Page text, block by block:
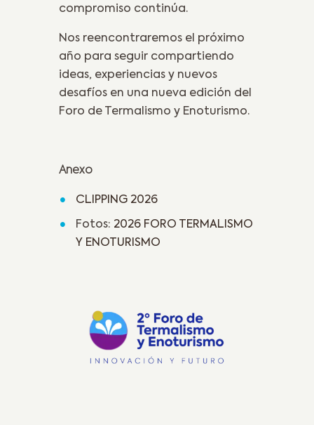
compromiso continúa.
Nos reencontraremos el próximo
año para seguir compartiendo
ideas, experiencias y nuevos
desafíos en una nueva edición del
Foro de Termalismo y Enoturismo.
Anexo
CLIPPING 2026
Fotos: 2026 FORO TERMALISMO
Y ENOTURISMO